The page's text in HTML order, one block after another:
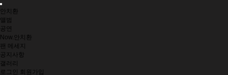
안치환
앨범
공연
Now.안치환
팬 메세지
공지사항
갤러리
로그인
회원가입